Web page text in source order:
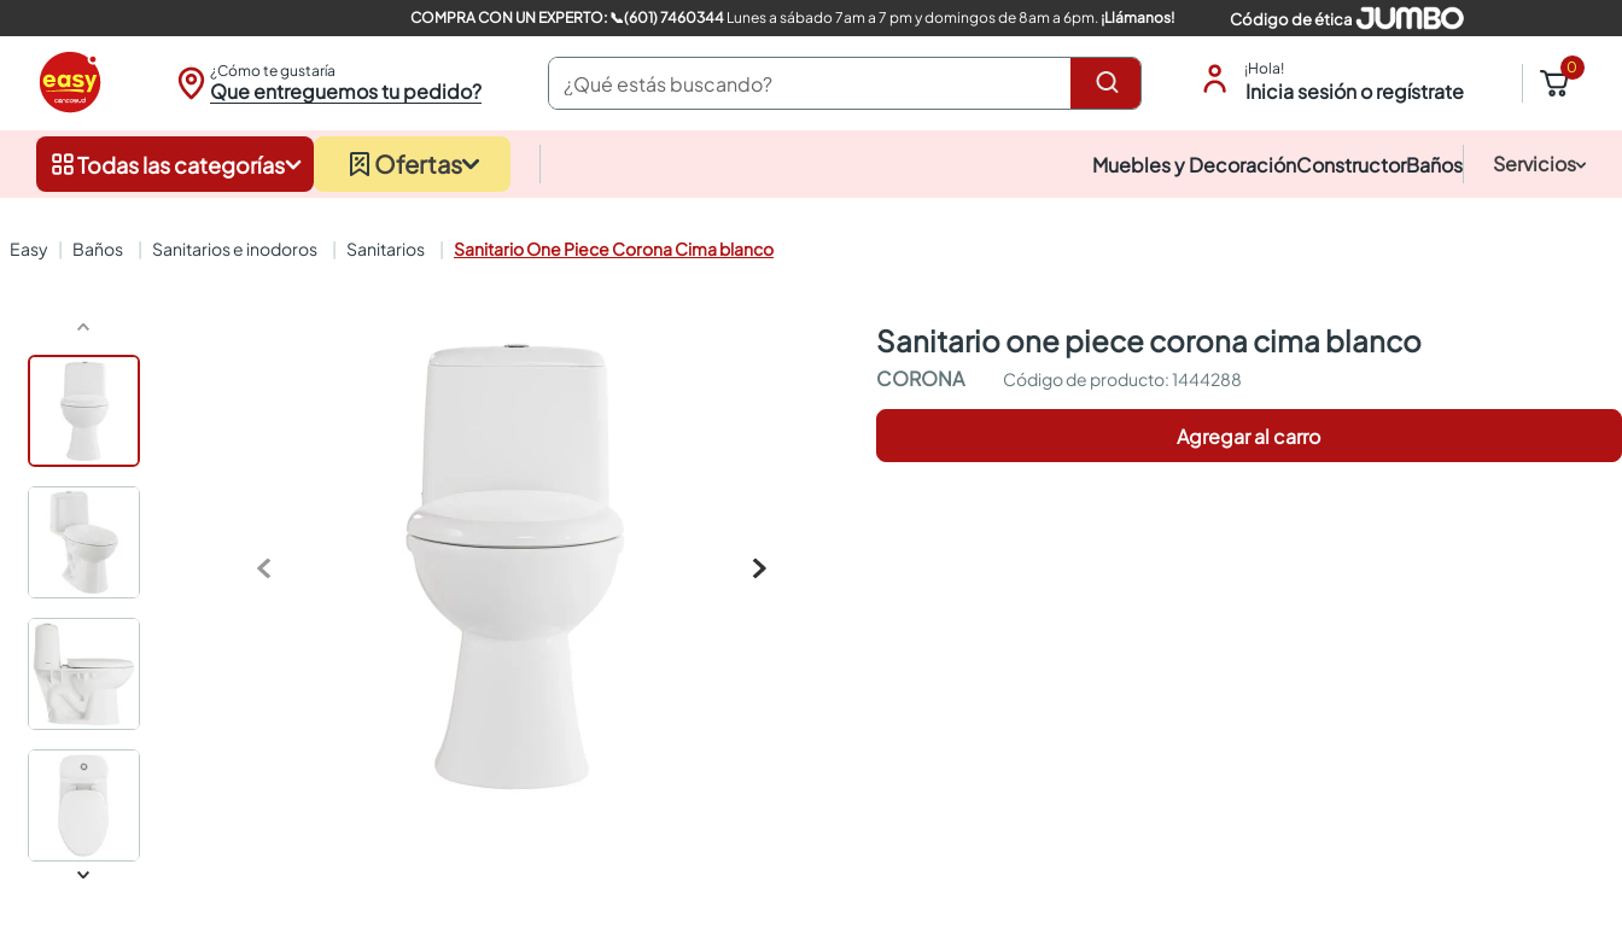
COMPRA CON UN EXPERTO: 📞(601) 7460344Lunes a sábado 7am a 7 pm y domingos de 8am a 6pm. ¡Llámanos! Código de ética
¿Cómo te gustaría
Que entreguemos tu pedido?
¿Qué estás buscando? ¡Hola!
Inicia sesión o regístrate
0
Todas las categorías Ofertas Muebles y DecoraciónConstructorBaños Servicios
baños sanitarios e inodoros sanitarios Sanitario One Piece Corona Cima blanco
sanitario one piece corona cima blanco
CORONA :1444288
Agregar al carro
closet
sanitarios
comedores